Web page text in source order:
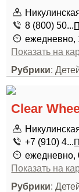
8 (800) 50...
ежедневно,
Показать на
Рубрики:
Clear
+7 (910) 4...
ежедневно,
Показать на
Рубрики: